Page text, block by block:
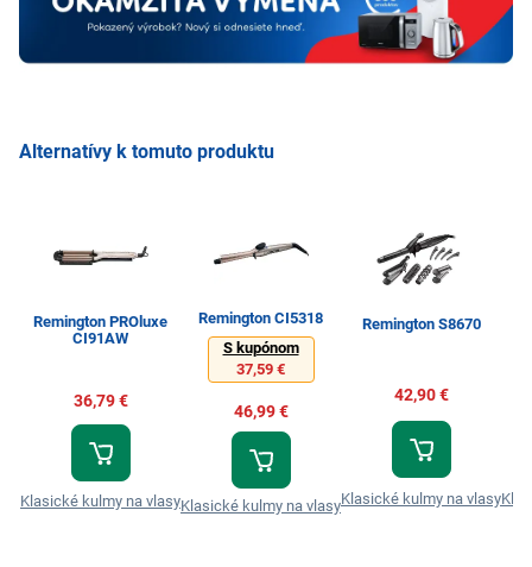
Alternatívy k tomuto produktu
Remington PROluxe
CI91AW
36,79 €
Klasické kulmy na vlasy
Remington CI5318
S kupónom
37,59 €
46,99 €
Klasické kulmy na vlasy
Remington S8670
42,90 €
Klasické kulmy na vlasy